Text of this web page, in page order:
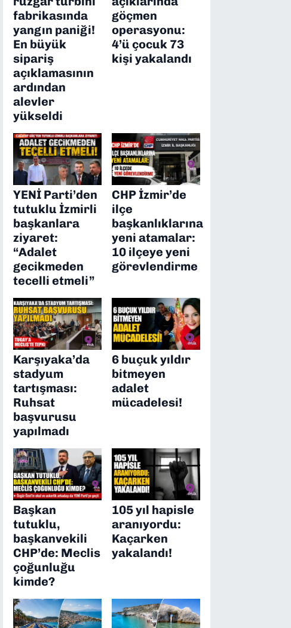
fabrikasında
yangın paniği!
En büyük
sipariş
açıklamasının
ardından
alevler
yükseldi
göçmen
operasyonu:
4’ü çocuk 73
kişi yakalandı
YENİ Parti’den
tutuklu İzmirli
başkanlara
ziyaret:
“Adalet
gecikmeden
tecelli etmeli”
CHP İzmir’de
ilçe
başkanlıklarına
yeni atamalar:
10 ilçeye yeni
görevlendirme
Karşıyaka’da
stadyum
tartışması:
Ruhsat
başvurusu
yapılmadı
6 buçuk yıldır
bitmeyen
adalet
mücadelesi!
Başkan
tutuklu,
başkanvekili
CHP’de: Meclis
çoğunluğu
kimde?
105 yıl hapisle
aranıyordu:
Kaçarken
yakalandı!